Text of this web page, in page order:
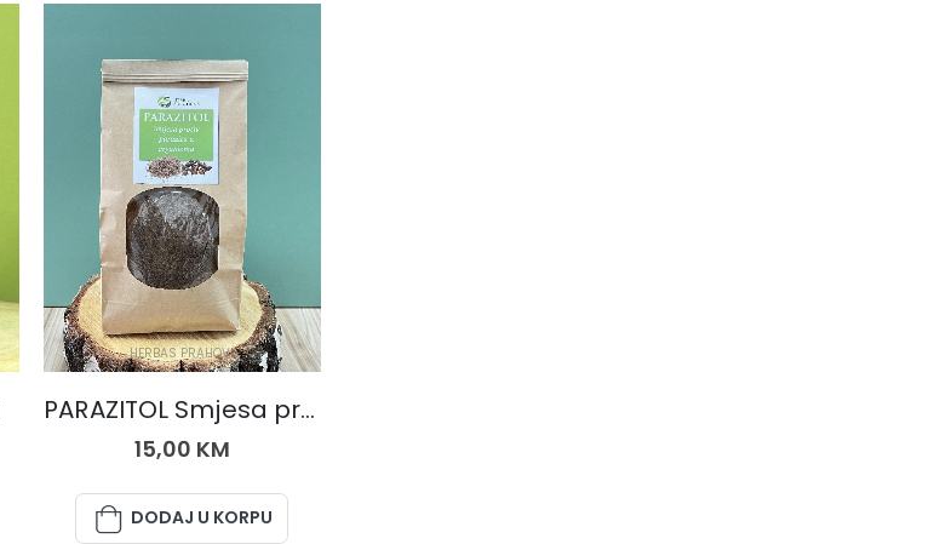
HERBAS PRAHOVI
PARAZITOL Smjesa protiv parazita u organizmu 550 gr.
15,00 KM
DODAJ U KORPU